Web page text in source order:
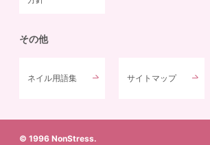
その他
ネイル用語集 サイトマップ
© 1996 NonStress.